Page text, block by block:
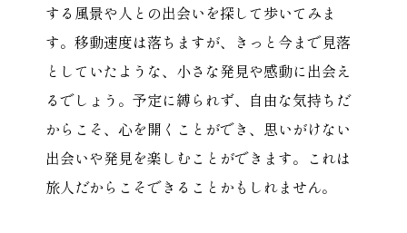
する風景や人との出会いを探して歩いてみま
す。移動速度は落ちますが、きっと今まで見落
としていたような、小さな発見や感動に出会え
るでしょう。予定に縛られず、自由な気持ちだ
からこそ、心を開くことができ、思いがけない
出会いや発見を楽しむことができます。これは
旅人だからこそできることかもしれません。